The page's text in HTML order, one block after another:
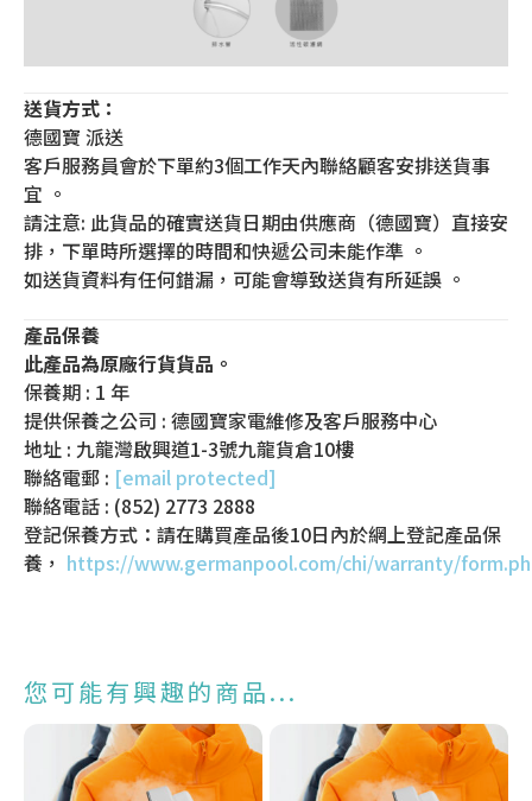
送貨方式：
德國寶 派送
客戶服務員會於下單約3個工作天內聯絡顧客安排送貨事
宜 。
請注意: 此貨品的確實送貨日期由供應商（德國寶）直接安
排，下單時所選擇的時間和快遞公司未能作準 。
如送貨資料有任何錯漏，可能會導致送貨有所延誤 。
產品保養
此產品為原廠行貨貨品。
保養期 : 1 年
提供保養之公司 : 德國寶家電維修及客戶服務中心
地址 : 九龍灣啟興道1-3號九龍貨倉10樓
聯絡電郵 : [email protected]
聯絡電話 : (852) 2773 2888
登記保養方式：請在購買產品後10日內於網上登記產品保
養， https://www.germanpool.com/chi/warranty/
您可能有興趣的商品...